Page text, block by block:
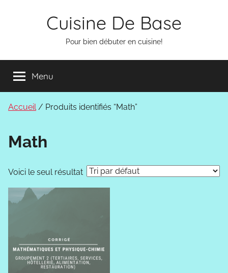
Cuisine De Base
Pour bien débuter en cuisine!
Menu
Accueil/ Produits identifiés “Math”
Math
Voici le seul résultat